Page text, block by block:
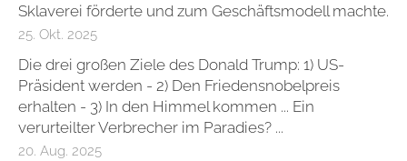
Sklaverei förderte und zum Geschäftsmodell machte.
25. Okt. 2025
Die drei großen Ziele des Donald Trump: 1) US-
Präsident werden - 2) Den Friedensnobelpreis
erhalten - 3) In den Himmel kommen ... Ein
verurteilter Verbrecher im Paradies? ...
20. Aug. 2025